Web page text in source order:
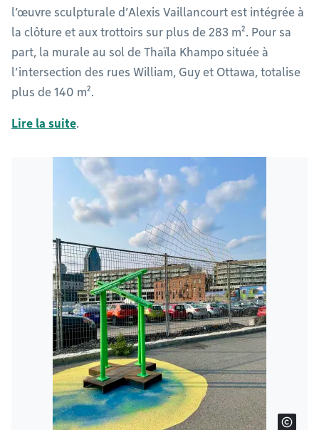
l’œuvre sculpturale d’Alexis Vaillancourt est intégrée à
la clôture et aux trottoirs sur plus de 283 m². Pour sa
part, la murale au sol de Thaïla Khampo située à
l’intersection des rues William, Guy et Ottawa, totalise
plus de 140 m².
Lire la suite.